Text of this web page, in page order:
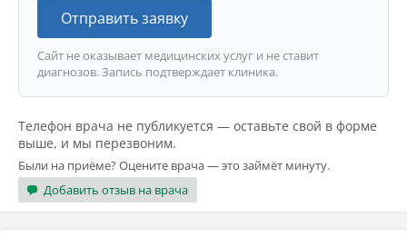
Отправить заявку
Сайт не оказывает медицинских услуг и не ставит
диагнозов. Запись подтверждает клиника.
Телефон врача не публикуется — оставьте свой в форме
выше, и мы перезвоним.
Были на приёме? Оцените врача — это займёт минуту.
Добавить отзыв на врача